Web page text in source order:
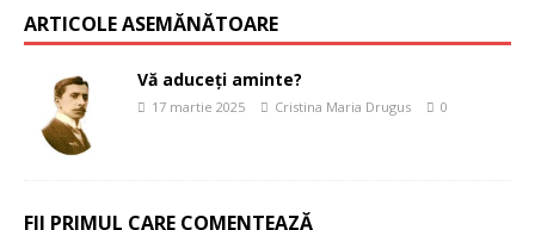
ARTICOLE ASEMĂNĂTOARE
Vă aduceți aminte?
17 martie 2025 Cristina Maria Drugus 0
FII PRIMUL CARE COMENTEAZĂ